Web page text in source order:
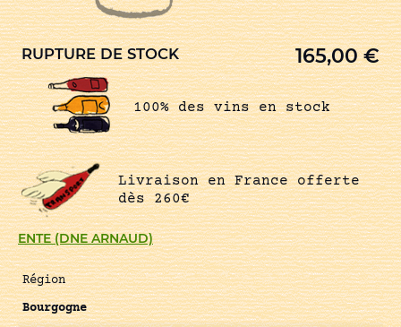
ENTE (DNE ARNAUD)
Région
Bourgogne
RUPTURE DE STOCK 165,00€
100% des vins en stock
Livraison en France offerte
dès 260€